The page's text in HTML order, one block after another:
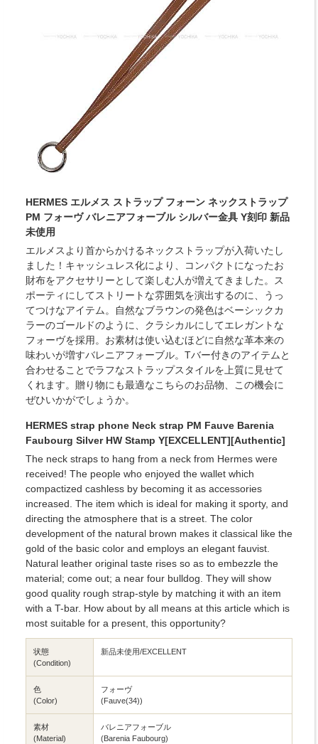
HERMES エルメス ストラップ フォーン ネックストラップ
PM フォーヴ バレニアフォーブル シルバー金具 Y刻印 新品
未使用
エルメスより首からかけるネックストラップが入荷いたし
ました！キャッシュレス化により、コンパクトになったお
財布をアクセサリーとして楽しむ人が増えてきました。ス
ポーティにしてストリートな雰囲気を演出するのに、うっ
てつけなアイテム。自然なブラウンの発色はベーシックカ
ラーのゴールドのように、クラシカルにしてエレガントな
フォーヴを採用。お素材は使い込むほどに自然な革本来の
味わいが増すバレニアフォーブル。Tバー付きのアイテムと
合わせることでラフなストラップスタイルを上質に見せて
くれます。贈り物にも最適なこちらのお品物、この機会に
ぜひいかがでしょうか。
HERMES strap phone Neck strap PM Fauve Barenia
Faubourg Silver HW Stamp Y[EXCELLENT][Authentic]
The neck straps to hang from a neck from Hermes were
received! The people who enjoyed the wallet which
compactized cashless by becoming it as accessories
increased. The item which is ideal for making it sporty, and
directing the atmosphere that is a street. The color
development of the natural brown makes it classical like the
gold of the basic color and employs an elegant fauvist.
Natural leather original taste rises so as to embezzle the
material; come out; a near four bulldog. They will show
good quality rough strap-style by matching it with an item
with a T-bar. How about by all means at this article which is
most suitable for a present, this opportunity?
状態
(Condition)
新品未使用/EXCELLENT
色
(Color)
フォーヴ
(Fauve(34))
素材
(Material)
バレニアフォーブル
(Barenia Faubourg)